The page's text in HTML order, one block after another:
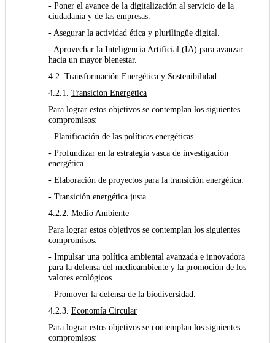
- Poner el avance de la digitalización al servicio de la
ciudadanía y de las empresas.
- Asegurar la actividad ética y plurilingüe digital.
- Aprovechar la Inteligencia Artificial (IA) para avanzar
hacia un mayor bienestar.
4.2. Transformación Energética y Sostenibilidad
4.2.1. Transición Energética
Para lograr estos objetivos se contemplan los siguientes
compromisos:
- Planificación de las políticas energéticas.
- Profundizar en la estrategia vasca de investigación
energética.
- Elaboración de proyectos para la transición energética.
- Transición energética justa.
4.2.2. Medio Ambiente
Para lograr estos objetivos se contemplan los siguientes
compromisos:
- Impulsar una política ambiental avanzada e innovadora
para la defensa del medioambiente y la promoción de los
valores ecológicos.
- Promover la defensa de la biodiversidad.
4.2.3. Economía Circular
Para lograr estos objetivos se contemplan los siguientes
compromisos: